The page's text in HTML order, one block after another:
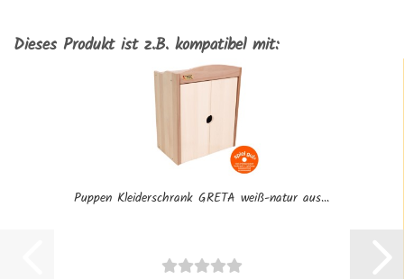
Dieses Produkt ist z.B. kompatibel mit:
Puppen Kleiderschrank GRETA weiß-natur aus...